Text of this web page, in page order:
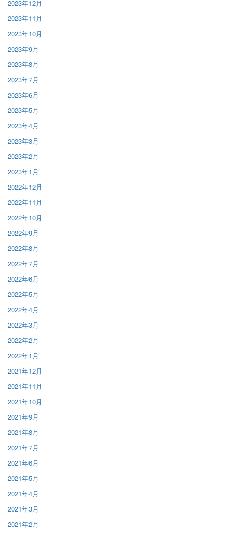
2023年12月
2023年11月
2023年10月
2023年9月
2023年8月
2023年7月
2023年6月
2023年5月
2023年4月
2023年3月
2023年2月
2023年1月
2022年12月
2022年11月
2022年10月
2022年9月
2022年8月
2022年7月
2022年6月
2022年5月
2022年4月
2022年3月
2022年2月
2022年1月
2021年12月
2021年11月
2021年10月
2021年9月
2021年8月
2021年7月
2021年6月
2021年5月
2021年4月
2021年3月
2021年2月